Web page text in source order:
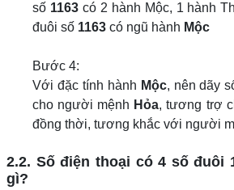
số 1163có 2 hành Mộc, 1 hành
đuôi số 1163 có ngũ hành Mộc
Bước 4:
Với đặc tính hành Mộc, nên dãy
cho người mệnh Hỏa, tương trợ
đồng thời, tương khắc với người
2.2. Số điện thoại có 4 số đuôi
gì?